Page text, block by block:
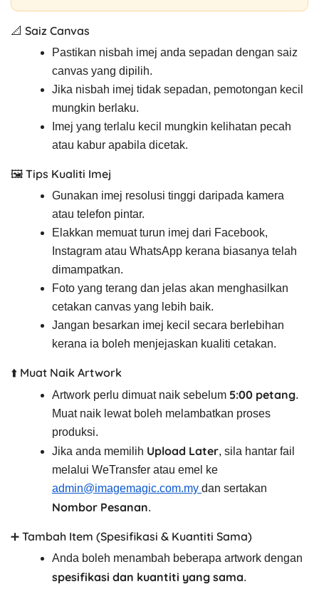
📐 Saiz Canvas
Pastikan nisbah imej anda sepadan dengan saiz
canvas yang dipilih.
Jika nisbah imej tidak sepadan, pemotongan kecil
mungkin berlaku.
Imej yang terlalu kecil mungkin kelihatan pecah
atau kabur apabila dicetak.
🖼️ Tips Kualiti Imej
Gunakan imej resolusi tinggi daripada kamera
atau telefon pintar.
Elakkan memuat turun imej dari Facebook,
Instagram atau WhatsApp kerana biasanya telah
dimampatkan.
Foto yang terang dan jelas akan menghasilkan
cetakan canvas yang lebih baik.
Jangan besarkan imej kecil secara berlebihan
kerana ia boleh menjejaskan kualiti cetakan.
⬆️ Muat Naik Artwork
Artwork perlu dimuat naik sebelum 5:00 petang.
Muat naik lewat boleh melambatkan proses
produksi.
Jika anda memilih Upload Later, sila hantar fail
melalui WeTransfer atau emel ke
admin@imagemagic.com.my dan sertakan
Nombor Pesanan.
➕ Tambah Item (Spesifikasi & Kuantiti Sama)
Anda boleh menambah beberapa artwork dengan
spesifikasi dan kuantiti yang sama.